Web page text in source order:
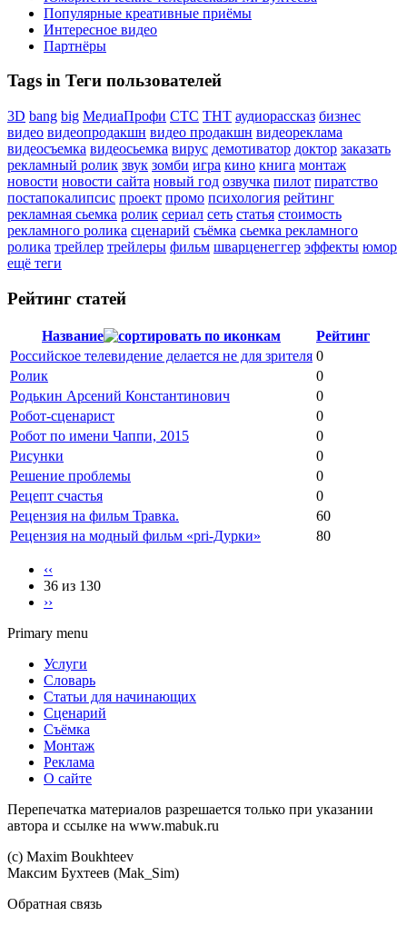
Популярные креативные приёмы
Интересное видео
Партнёры
Tags in Теги пользователей
3D bang big МедиаПрофи СТС ТНТ аудиорассказ бизнес
видео видеопродакшн видео продакшн видеореклама
видеосъемка видеосьемка вирус демотиватор доктор заказать
рекламный ролик звук зомби игра кино книга монтаж
новости новости сайта новый год озвучка пилот пиратство
постапокалипсис проект промо психология рейтинг
рекламная сьемка ролик сериал сеть статья стоимость
рекламного ролика сценарий съёмка сьемка рекламного
ролика трейлер трейлеры фильм шварценеггер эффекты юмор
ещё теги
Рейтинг статей
Название
Рейтинг
Российское телевидение делается не для зрителя 0
Ролик
0
Родькин Арсений Константинович
0
Робот-сценарист
0
Робот по имени Чаппи, 2015
0
Рисунки
0
Решение проблемы
0
Рецепт счастья
0
Рецензия на фильм Травка.
60
Рецензия на модный фильм «pri-Дурки»
80
‹‹
36 из 130
››
Primary menu
Услуги
Словарь
Статьи для начинающих
Сценарий
Съёмка
Монтаж
Реклама
О сайте
Перепечатка материалов разрешается только при указании
автора и ссылке на www.mabuk.ru
(c) Maхim Boukhteev
Максим Бухтеев (Mak_Sim)
Обратная связь